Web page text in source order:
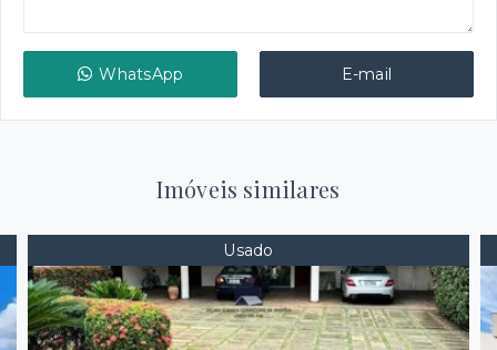
WhatsApp E-mail
Imóveis similares
Usado